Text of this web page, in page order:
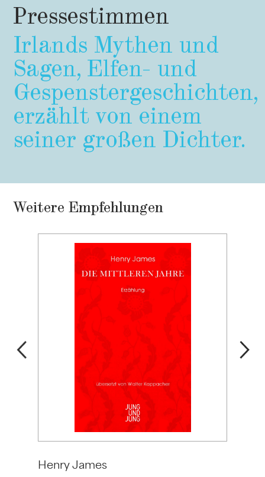
Pressestimmen
Irlands Mythen und
Sagen, Elfen- und
Gespenstergeschichten,
erzählt von einem
seiner großen Dichter.
Weitere Empfehlungen
Henry James